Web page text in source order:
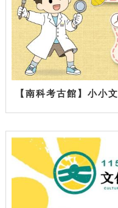
【南科考古館】小小